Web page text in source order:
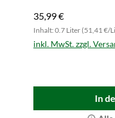
35,99 €
Inhalt: 0.7 Liter (51,41 €/
inkl. MwSt. zzgl.
In